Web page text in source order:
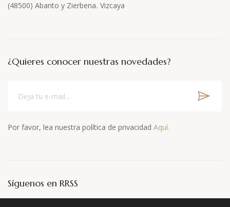
(48500) Abanto y Zierbena. Vizcaya
¿Quieres conocer nuestras novedades?
Por favor, lea nuestra política de privacidad Aquí.
Síguenos en RRSS